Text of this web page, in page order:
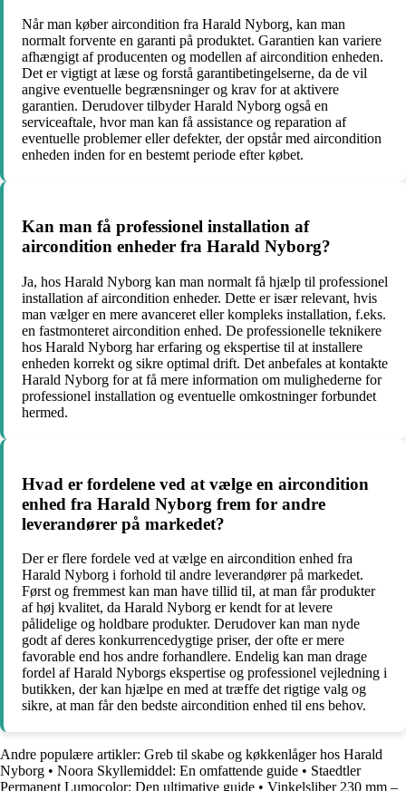
Når man køber aircondition fra Harald Nyborg, kan man
normalt forvente en garanti på produktet. Garantien kan variere
afhængigt af producenten og modellen af aircondition enheden.
Det er vigtigt at læse og forstå garantibetingelserne, da de vil
angive eventuelle begrænsninger og krav for at aktivere
garantien. Derudover tilbyder Harald Nyborg også en
serviceaftale, hvor man kan få assistance og reparation af
eventuelle problemer eller defekter, der opstår med aircondition
enheden inden for en bestemt periode efter købet.
Kan man få professionel installation af
aircondition enheder fra Harald Nyborg?
Ja, hos Harald Nyborg kan man normalt få hjælp til professionel
installation af aircondition enheder. Dette er især relevant, hvis
man vælger en mere avanceret eller kompleks installation, f.eks.
en fastmonteret aircondition enhed. De professionelle teknikere
hos Harald Nyborg har erfaring og ekspertise til at installere
enheden korrekt og sikre optimal drift. Det anbefales at kontakte
Harald Nyborg for at få mere information om mulighederne for
professionel installation og eventuelle omkostninger forbundet
hermed.
Hvad er fordelene ved at vælge en aircondition
enhed fra Harald Nyborg frem for andre
leverandører på markedet?
Der er flere fordele ved at vælge en aircondition enhed fra
Harald Nyborg i forhold til andre leverandører på markedet.
Først og fremmest kan man have tillid til, at man får produkter
af høj kvalitet, da Harald Nyborg er kendt for at levere
pålidelige og holdbare produkter. Derudover kan man nyde
godt af deres konkurrencedygtige priser, der ofte er mere
favorable end hos andre forhandlere. Endelig kan man drage
fordel af Harald Nyborgs ekspertise og professionel vejledning i
butikken, der kan hjælpe en med at træffe det rigtige valg og
sikre, at man får den bedste aircondition enhed til ens behov.
Andre populære artikler: Greb til skabe og køkkenlåger hos Harald
Nyborg • Noora Skyllemiddel: En omfattende guide • Staedtler
Permanent Lumocolor: Den ultimative guide • Vinkelsliber 230 mm –